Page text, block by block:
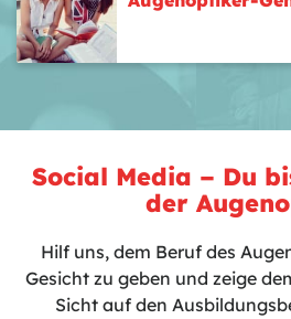
Social Media – Du
der
Hilf uns, dem Beruf des
Gesicht zu geben und zeige
Sicht auf den